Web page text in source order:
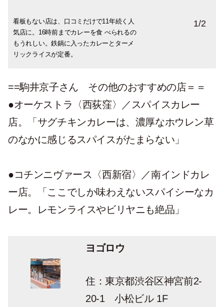
看板もない店は、口コミだけで11年続く人
気店に。16時前までカレーを食 べられるの
もうれしい。鉄鍋に入ったカレーとターメ
リックライスが定番。
1/2
==駒井京子さん その他のおすすめの店＝＝
●オーケストラ〈西荻窪〉／スパイスカレー
店。「サグチキンカレーは、濃厚なホウレン草
のなかに感じるスパイスがたまらない」
●コチンニヴァース〈西新宿〉／南インドカレ
ー店。「ここでしか味わえないスパイシーなカ
レー。レモンライスやビリヤニも絶品」
ヨゴロウ
住：東京都渋谷区神宮前2-
20-1 小松ビル 1F